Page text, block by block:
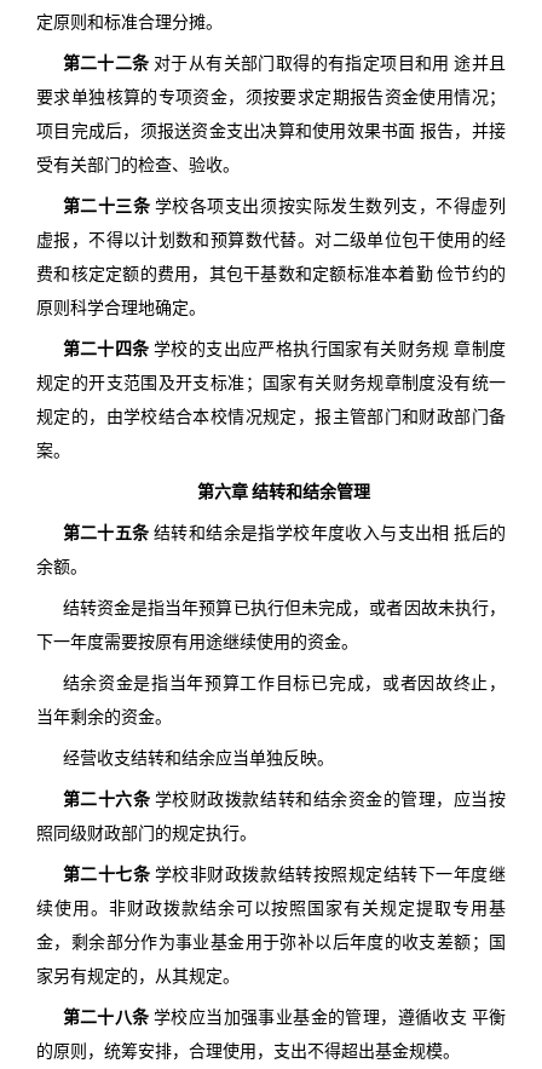
定原则和标准合理分摊。
第二十二条 对于从有关部门取得的有指定项目和用 途并且
要求单独核算的专项资金，须按要求定期报告资金使用情况；
项目完成后，须报送资金支出决算和使用效果书面 报告，并接
受有关部门的检查、验收。
第二十三条 学校各项支出须按实际发生数列支，不得虚列
虚报，不得以计划数和预算数代替。对二级单位包干使用的经
费和核定定额的费用，其包干基数和定额标准本着勤 俭节约的
原则科学合理地确定。
第二十四条 学校的支出应严格执行国家有关财务规 章制度
规定的开支范围及开支标准；国家有关财务规章制度没有统一
规定的，由学校结合本校情况规定，报主管部门和财政部门备
案。
第六章 结转和结余管理
第二十五条 结转和结余是指学校年度收入与支出相 抵后的
余额。
结转资金是指当年预算已执行但未完成，或者因故未执行，
下一年度需要按原有用途继续使用的资金。
结余资金是指当年预算工作目标已完成，或者因故终止，
当年剩余的资金。
经营收支结转和结余应当单独反映。
第二十六条 学校财政拨款结转和结余资金的管理，应当按
照同级财政部门的规定执行。
第二十七条 学校非财政拨款结转按照规定结转下一年度继
续使用。非财政拨款结余可以按照国家有关规定提取专用基
金，剩余部分作为事业基金用于弥补以后年度的收支差额；国
家另有规定的，从其规定。
第二十八条 学校应当加强事业基金的管理，遵循收支 平衡
的原则，统筹安排，合理使用，支出不得超出基金规模。